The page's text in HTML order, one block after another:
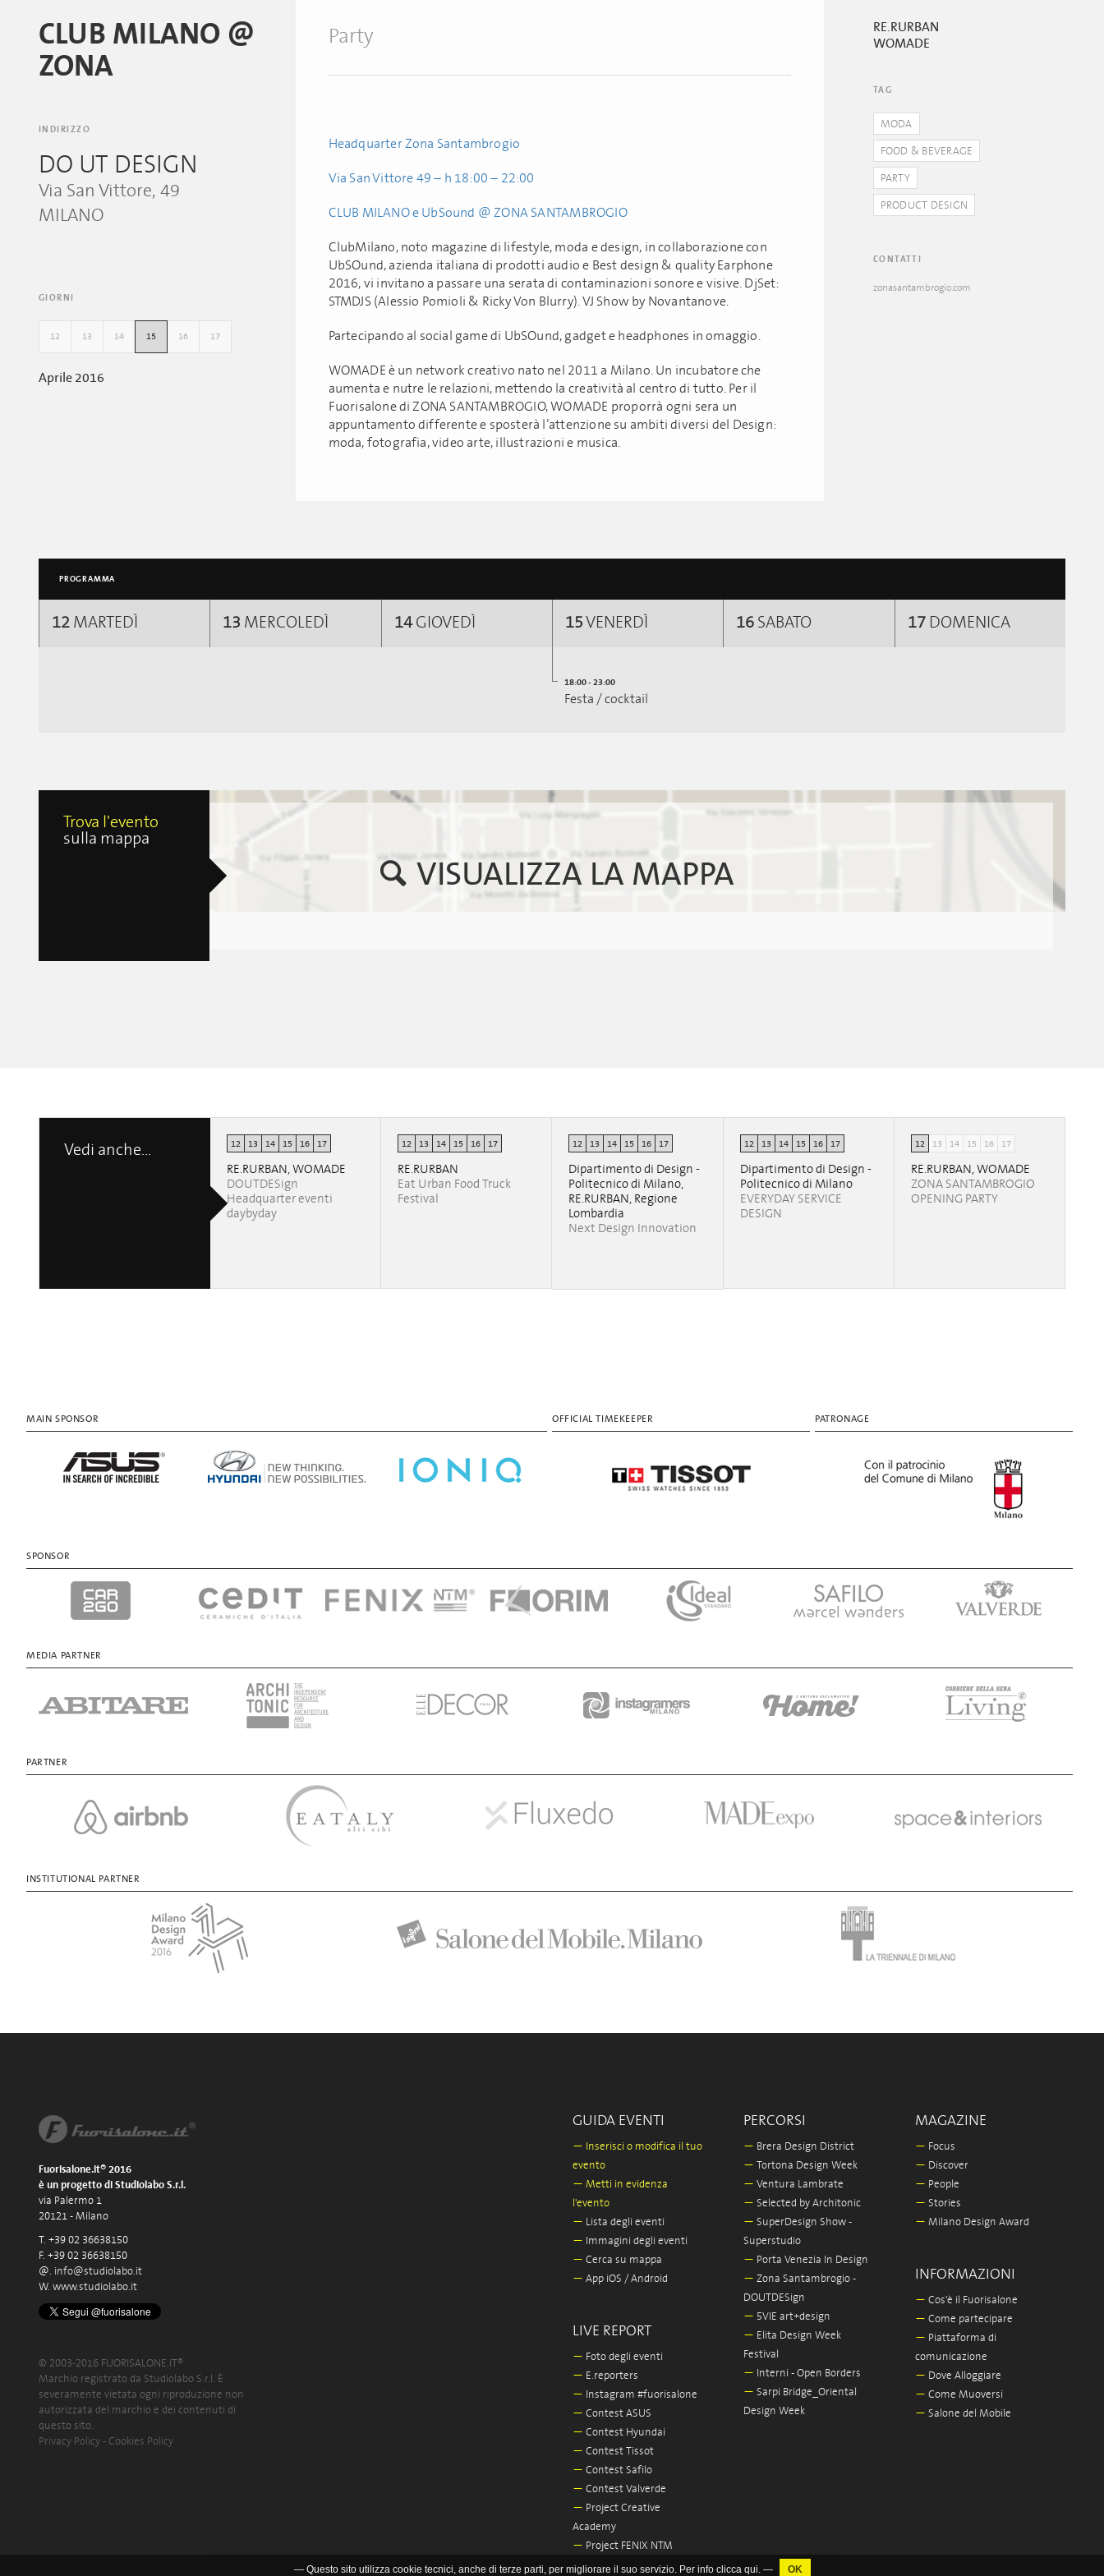
— Questo sito utilizza cookie tecnici, anche di terze parti, per migliorare il suo servizio. Per info clicca qui. —
CLUB MILANO @
ZONA
INDIRIZZO
DO UT DESIGN
Via San Vittore, 49
MILANO
GIORNI
12 13 14 15 16 17
Aprile 2016
Party
Headquarter Zona Santambrogio
Via San Vittore 49 – h 18:00 – 22:00
CLUB MILANO e UbSound @ ZONA SANTAMBROGIO
ClubMilano, noto magazine di lifestyle, moda e design, in collaborazione con
UbSOund, azienda italiana di prodotti audio e Best design & quality Earphone
2016, vi invitano a passare una serata di contaminazioni sonore e visive. DjSet:
STMDJS (Alessio Pomioli & Ricky Von Blurry). VJ Show by Novantanove.
Partecipando al social game di UbSOund, gadget e headphones in omaggio.
WOMADE è un network creativo nato nel 2011 a Milano. Un incubatore che
aumenta e nutre le relazioni, mettendo la creatività al centro di tutto. Per il
Fuorisalone di ZONA SANTAMBROGIO, WOMADE proporrà ogni sera un
appuntamento differente e sposterà l’attenzione su ambiti diversi del Design:
moda, fotografia, video arte, illustrazioni e musica.
RE.RURBAN
WOMADE
TAG
MODA
FOOD & BEVERAGE
PARTY
PRODUCT DESIGN
CONTATTI
zonasantambrogio.com
PROGRAMMA
12 MARTEDÌ 13 MERCOLEDÌ 14GIOVEDÌ 15VENERDÌ
18:00 - 23:00
Festa / cocktail
16 SABATO 17DOMENICA
Trova l'evento
sulla mappa
VISUALIZZA LA MAPPA
Vedi anche... 12 13 14 15 16 17
RE.RURBAN, WOMADE
DOUTDESign
Headquarter eventi
daybyday
12 13 14 15 16 17
RE.RURBAN
Eat Urban Food Truck
Festival
12 13 14 15 16 17
Dipartimento di Design -
Politecnico di Milano,
RE.RURBAN, Regione
Lombardia
Next Design Innovation
12 13 14 15 16 17
Dipartimento di Design -
Politecnico di Milano
EVERYDAY SERVICE
DESIGN
12 13 14 15 16 17
RE.RURBAN, WOMADE
ZONA SANTAMBROGIO
OPENING PARTY
MAIN SPONSOR OFFICIAL TIMEKEEPER PATRONAGE
SPONSOR
MEDIA PARTNER
PARTNER
INSTITUTIONAL PARTNER
Fuorisalone.it® 2016
è un progetto di Studiolabo S.r.l.
via Palermo 1
20121 - Milano
T. +39 02 36638150
F. +39 02 36638150
@. info@studiolabo.it
W. www.studiolabo.it
© 2003-2016 FUORISALONE.IT®
Marchio registrato da Studiolabo S.r.l. È
severamente vietata ogni riproduzione non
autorizzata del marchio e dei contenuti di
questo sito.
Privacy Policy - Cookies Policy
GUIDA EVENTI
— Inserisci o modifica il tuo
evento
— Metti in evidenza
l'evento
— Lista degli eventi
— Immagini degli eventi
— Cerca su mappa
— App iOS / Android
LIVE REPORT
— Foto degli eventi
— E.reporters
— Instagram #fuorisalone
— Contest ASUS
— Contest Hyundai
— Contest Tissot
— Contest Safilo
— Contest Valverde
— Project Creative
Academy
— Project FENIX NTM
PERCORSI
— Brera Design District
— Tortona Design Week
— Ventura Lambrate
— Selected by Architonic
— SuperDesign Show -
Superstudio
— Porta Venezia In Design
— Zona Santambrogio -
DOUTDESign
— 5VIE art+design
— Elita Design Week
Festival
— Interni - Open Borders
— Sarpi Bridge_Oriental
Design Week
MAGAZINE
— Focus
— Discover
— People
— Stories
— Milano Design Award
INFORMAZIONI
— Cos'è il Fuorisalone
— Come partecipare
— Piattaforma di
comunicazione
— Dove Alloggiare
— Come Muoversi
— Salone del Mobile